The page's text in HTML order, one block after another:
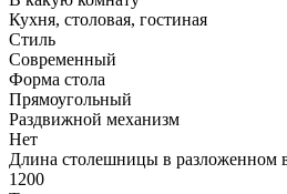
Кухня, столовая, гостиная
Стиль
Современный
Форма стола
Прямоугольный
Раздвижной механизм
Нет
Длина столешницы в разложенном
1200